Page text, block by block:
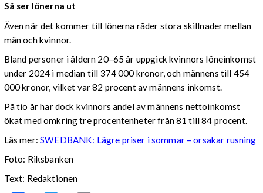
Så ser lönerna ut
Även när det kommer till lönerna råder stora skillnader mellan
män och kvinnor.
Bland personer i åldern 20–65 år uppgick kvinnors löneinkomst
under 2024 i median till 374 000 kronor, och männens till 454
000 kronor, vilket var 82 procent av männens inkomst.
På tio år har dock kvinnors andel av männens nettoinkomst
ökat med omkring tre procentenheter från 81 till 84 procent.
Läs mer:SWEDBANK: Lägre priser i sommar – orsakar rusning
Foto: Riksbanken
Text: Redaktionen